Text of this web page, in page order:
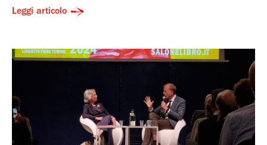
Leggi articolo